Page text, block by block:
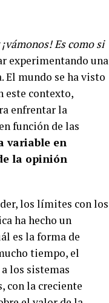
Es como si
experimentando una
El mundo se ha visto
este contexto,
enfrentar la
función de las
variable en
la opinión
los límites con los
ha hecho un
es la forma de
tiempo, el
los sistemas
con la creciente